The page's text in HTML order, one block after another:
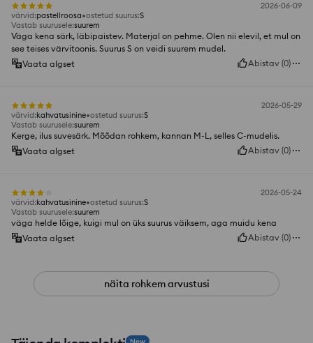
2026-06-09
värvid:pastellroosa ostetud suurus:S
Vastab suurusele:suurem
Väga kena särk, läbipaistev. Materjal on pehme. Olen nii elevil, et mul on
see teises värvitoonis. Suurus S on veidi suurem mudel.
Vaata algset
Abistav (0)
2026-05-29
värvid:kahvatusinine ostetud suurus:S
Vastab suurusele:suurem
Kerge, ilus suvesärk. Mõõdan rohkem, kannan M-L, selles C-mudelis.
Vaata algset
Abistav (0)
2026-05-24
värvid:kahvatusinine ostetud suurus:S
Vastab suurusele:suurem
väga helde lõige, kuigi mul on üks suurus väiksem, aga muidu kena
Vaata algset
Abistav (0)
näita rohkem arvustusi
New